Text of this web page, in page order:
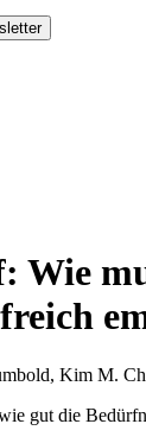
Wie
Kim M.
gut die